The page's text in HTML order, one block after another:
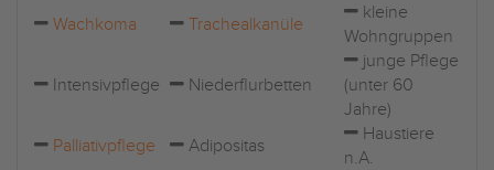
Wachkoma
Trachealkanüle
kleine
Wohngruppen
Intensivpflege Niederflurbetten
junge Pflege
(unter 60
Jahre)
Palliativpflege
Adipositas
Haustiere
n.A.